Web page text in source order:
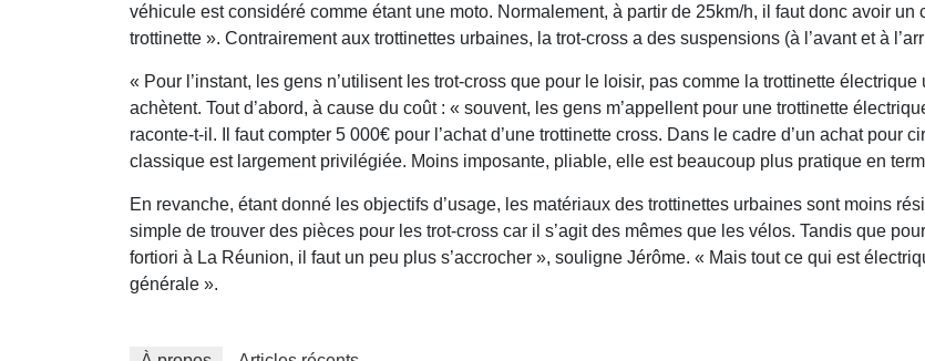
véhicule est considéré comme étant une moto. Normalement, à partir de 25km/h, il faut donc avoir
trottinette ». Contrairement aux trottinettes urbaines, la trot-cross a des suspensions (à l’avant et à
« Pour l’instant, les gens n’utilisent les trot-cross que pour le loisir, pas comme la trottinette
achètent. Tout d’abord, à cause du coût : « souvent, les gens m’appellent pour une trottinette
raconte-t-il. Il faut compter 5 000€ pour l’achat d’une trottinette cross. Dans le cadre d’un achat pour
classique est largement privilégiée. Moins imposante, pliable, elle est beaucoup plus pratique en
En revanche, étant donné les objectifs d’usage, les matériaux des trottinettes urbaines sont moins
simple de trouver des pièces pour les trot-cross car il s’agit des mêmes que les vélos. Tandis que
fortiori à La Réunion, il faut un peu plus s’accrocher », souligne Jérôme. « Mais tout ce qui est
générale ».